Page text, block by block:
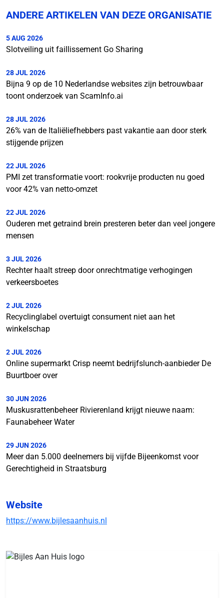
ANDERE ARTIKELEN VAN DEZE ORGANISATIE
5 AUG 2026
Slotveiling uit faillissement Go Sharing
28 JUL 2026
Bijna 9 op de 10 Nederlandse websites zijn betrouwbaar
toont onderzoek van ScamInfo.ai
28 JUL 2026
26% van de Italiëliefhebbers past vakantie aan door sterk
stijgende prijzen
22 JUL 2026
PMI zet transformatie voort: rookvrije producten nu goed
voor 42% van netto-omzet
22 JUL 2026
Ouderen met getraind brein presteren beter dan veel jongere
mensen
3 JUL 2026
Rechter haalt streep door onrechtmatige verhogingen
verkeersboetes
2 JUL 2026
Recyclinglabel overtuigt consument niet aan het
winkelschap
2 JUL 2026
Online supermarkt Crisp neemt bedrijfslunch-aanbieder De
Buurtboer over
30 JUN 2026
Muskusrattenbeheer Rivierenland krijgt nieuwe naam:
Faunabeheer Water
29 JUN 2026
Meer dan 5.000 deelnemers bij vijfde Bijeenkomst voor
Gerechtigheid in Straatsburg
Website
https://www.bijlesaanhuis.nl